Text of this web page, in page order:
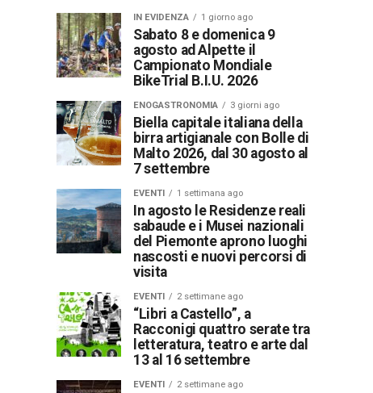
IN EVIDENZA 1 giorno ago
Sabato 8 e domenica 9
agosto ad Alpette il
Campionato Mondiale
BikeTrial B.I.U. 2026
ENOGASTRONOMIA 3 giorni ago
Biella capitale italiana della
birra artigianale con Bolle di
Malto 2026, dal 30 agosto al
7 settembre
EVENTI 1 settimana ago
In agosto le Residenze reali
sabaude e i Musei nazionali
del Piemonte aprono luoghi
nascosti e nuovi percorsi di
visita
EVENTI 2 settimane ago
“Libri a Castello”, a
Racconigi quattro serate tra
letteratura, teatro e arte dal
13 al 16 settembre
EVENTI 2 settimane ago